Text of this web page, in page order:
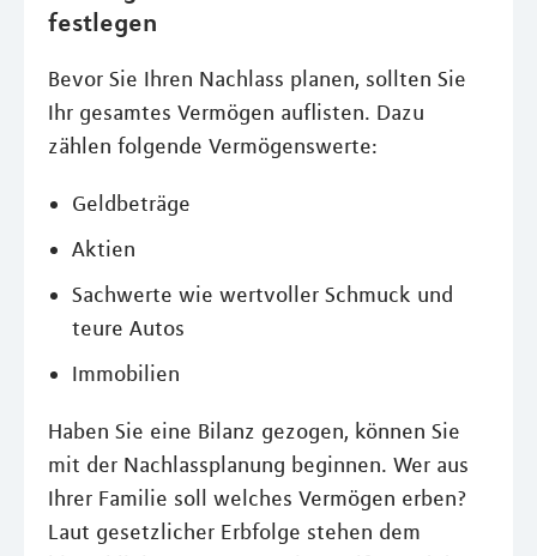
festlegen
Bevor Sie Ihren Nachlass planen, sollten Sie
Ihr gesamtes Vermögen auflisten. Dazu
zählen folgende Vermögenswerte:
Geldbeträge
Aktien
Sachwerte wie wertvoller Schmuck und
teure Autos
Immobilien
Haben Sie eine Bilanz gezogen, können Sie
mit der Nachlassplanung beginnen. Wer aus
Ihrer Familie soll welches Vermögen erben?
Laut gesetzlicher Erbfolge stehen dem